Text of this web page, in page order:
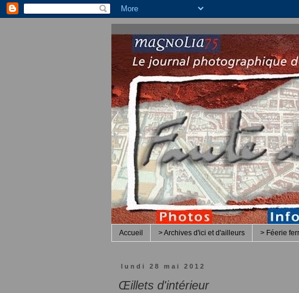
Accueil > Archives d'ici et d'ailleurs > Féerie
lundi 28 mai 2012
Œillets d'intérieur